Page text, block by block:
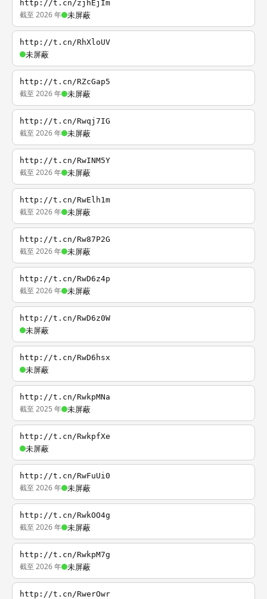
http://t.cn/zjhEjIm
截至 2026 年 未屏蔽
http://t.cn/RhXloUV
未屏蔽
http://t.cn/RZcGap5
截至 2026 年 未屏蔽
http://t.cn/Rwqj7IG
截至 2026 年 未屏蔽
http://t.cn/RwINM5Y
截至 2026 年 未屏蔽
http://t.cn/RwElh1m
截至 2026 年 未屏蔽
http://t.cn/Rw87P2G
截至 2026 年 未屏蔽
http://t.cn/RwD6z4p
截至 2026 年 未屏蔽
http://t.cn/RwD6z0W
未屏蔽
http://t.cn/RwD6hsx
未屏蔽
http://t.cn/RwkpMNa
截至 2025 年 未屏蔽
http://t.cn/RwkpfXe
未屏蔽
http://t.cn/RwFuUi0
截至 2026 年 未屏蔽
http://t.cn/RwkOO4g
截至 2026 年 未屏蔽
http://t.cn/RwkpM7g
截至 2026 年 未屏蔽
http://t.cn/RwerOwr